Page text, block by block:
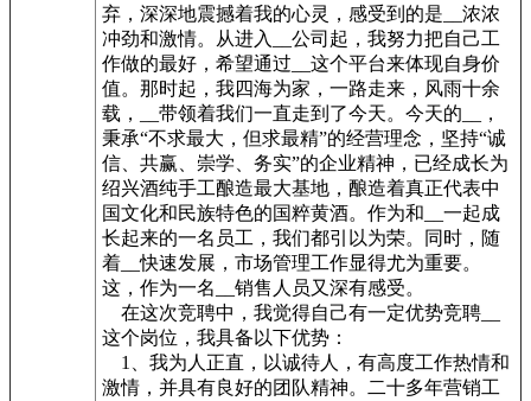
弃，深深地震撼着我的心灵，感受到的是__浓浓
冲劲和激情。从进入__公司起，我努力把自己工
作做的最好，希望通过__这个平台来体现自身价
值。那时起，我四海为家，一路走来，风雨十余
载，__带领着我们一直走到了今天。今天的__，
秉承“不求最大，但求最精”的经营理念，坚持“诚
信、共赢、崇学、务实”的企业精神，已经成长为
绍兴酒纯手工酿造最大基地，酿造着真正代表中
国文化和民族特色的国粹黄酒。作为和__一起成
长起来的一名员工，我们都引以为荣。同时，随
着__快速发展，市场管理工作显得尤为重要。
这，作为一名__销售人员又深有感受。
在这次竞聘中，我觉得自己有一定优势竞聘__
这个岗位，我具备以下优势：
1、我为人正直，以诚待人，有高度工作热情和
激情，并具有良好的团队精神。二十多年营销工